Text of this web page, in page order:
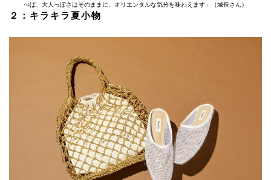
べば、大人っぽさはそのままに、オリエンタルな気分を味わえます」（城長さん）
２：キラキラ夏小物